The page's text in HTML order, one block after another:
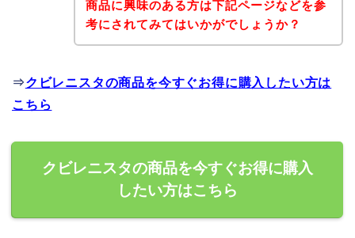
商品に興味のある方は下記ページなどを参
考にされてみてはいかがでしょうか？
⇒クビレニスタの商品を今すぐお得に購入したい方は
こちら
クビレニスタの商品を今すぐお得に購入
したい方はこちら